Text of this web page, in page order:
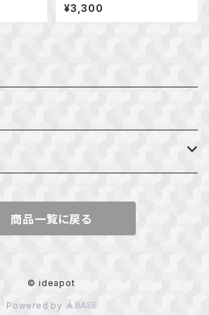
¥3,300
商品一覧に戻る
© ideapot
Powered by